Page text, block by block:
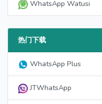
WhatsApp Watusi
热门下载
WhatsApp Plus
JTWhatsApp